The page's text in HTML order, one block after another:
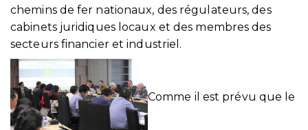
chemins de fer nationaux, des régulateurs, des
cabinets juridiques locaux et des membres des
secteurs financier et industriel.
Comme il est prévu que le